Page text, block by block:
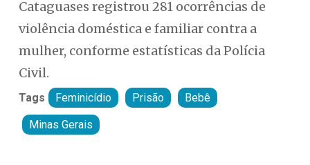
Cataguases registrou 281 ocorrências de
violência doméstica e familiar contra a
mulher, conforme estatísticas da Polícia
Civil.
Tags Feminicídio Prisão Bebê
Minas Gerais